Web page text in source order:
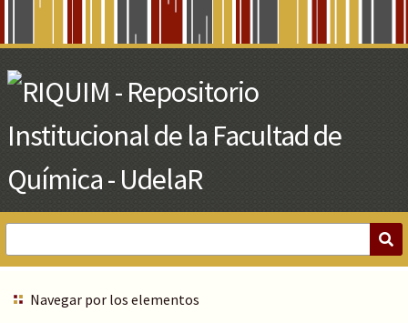
Main
Content
Navegar por los elementos